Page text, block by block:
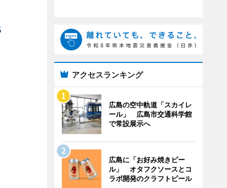
アクセスランキング
広島の空中軌道「スカイレ
ール」 広島市交通科学館
で常設展示へ
広島に「お好み焼きビー
ル」 オタフクソースとコ
ラボ開発のクラフトビール